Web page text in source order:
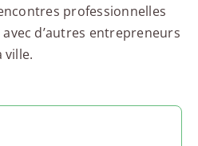
professionnelles
d’autres entrepreneurs
ville.